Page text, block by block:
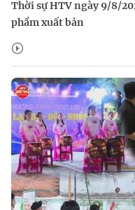
Thời sự HTV ngày 9/8/
phẩm xuất bản